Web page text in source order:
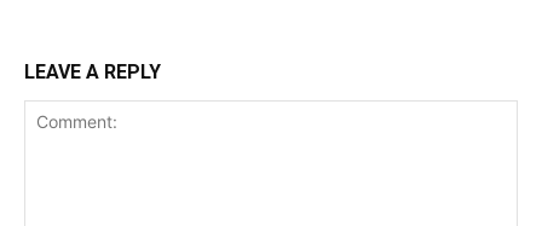
LEAVE A REPLY